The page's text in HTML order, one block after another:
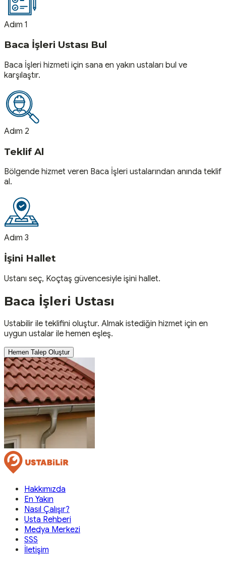
Adım 1
Baca İşleri Ustası Bul
Baca İşleri hizmeti için sana en yakın ustaları bul ve
karşılaştır.
Adım 2
Teklif Al
Bölgende hizmet veren Baca İşleri ustalarından anında teklif
al.
Adım 3
İşini Hallet
Ustanı seç, Koçtaş güvencesiyle işini hallet.
Baca İşleri Ustası
Ustabilir ile teklifini oluştur. Almak istediğin hizmet için en
uygun ustalar ile hemen eşleş.
Hemen Talep Oluştur
Hakkımızda
En Yakın
Nasıl Çalışır?
Usta Rehberi
Medya Merkezi
SSS
İletişim